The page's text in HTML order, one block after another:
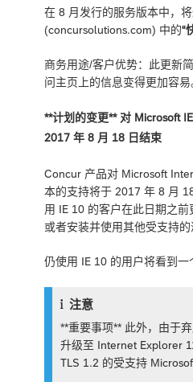
在 8 月发行的服务版本中，
(concursolutions.com) 中的“
商务用途/客户优势：此更新
问主页上的信息变得更加容易
**计划的变更** 对 Microsoft
2017 年 8 月 18 日结束
Concur 产品对 Microsoft
本的支持将于 2017 年 8 月
用 IE 10 的客户在此日期之前
或者安装并使用其他受支持的
仍使用 IE 10 的用户将看到一
注意
**重要事项** 此外，由于
升级至 Internet Explorer
TLS 1.2 的受支持